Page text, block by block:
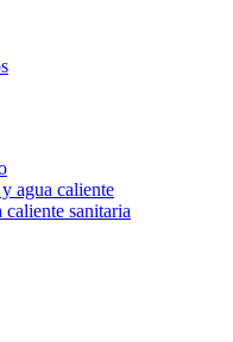
agua caliente
caliente sanitaria